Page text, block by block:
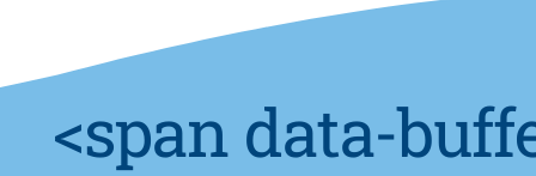
<span data-